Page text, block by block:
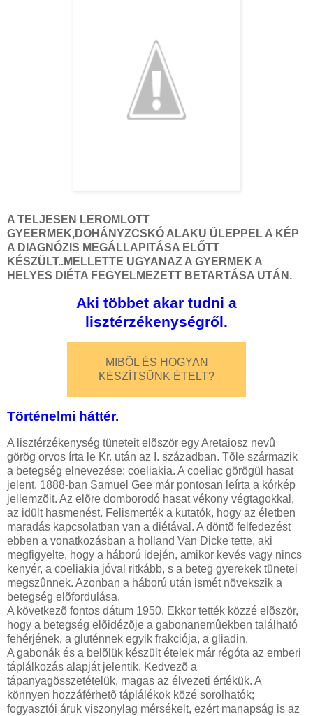
A TELJESEN LEROMLOTT
GYEERMEK,DOHÁNYZCSKÓ ALAKU ÜLEPPEL A KÉP
A DIAGNÓZIS MEGÁLLAPITÁSA ELŐTT
KÉSZÜLT..MELLETTE UGYANAZ A GYERMEK A
HELYES DIÉTA FEGYELMEZETT BETARTÁSA UTÁN.
Aki többet akar tudni a
lisztérzékenységről.
MIBÕL ÉS HOGYAN
KÉSZÍTSÜNK ÉTELT?
Történelmi háttér.
A lisztérzékenység tüneteit elõször egy Aretaiosz nevû
görög orvos írta le Kr. után az I. században. Tõle származik
a betegség elnevezése: coeliakia. A coeliac görögül hasat
jelent. 1888-ban Samuel Gee már pontosan leírta a kórkép
jellemzõit. Az elõre domborodó hasat vékony végtagokkal,
az idült hasmenést. Felismerték a kutatók, hogy az életben
maradás kapcsolatban van a diétával. A döntõ felfedezést
ebben a vonatkozásban a holland Van Dicke tette, aki
megfigyelte, hogy a háború idején, amikor kevés vagy nincs
kenyér, a coeliakia jóval ritkább, s a beteg gyerekek tünetei
megszûnnek. Azonban a háború után ismét növekszik a
betegség elõfordulása.
A következõ fontos dátum 1950. Ekkor tették közzé elõször,
hogy a betegség elõidézõje a gabonanemûekben található
fehérjének, a gluténnek egyik frakciója, a gliadin.
A gabonák és a belõlük készült ételek már régóta az emberi
táplálkozás alapját jelentik. Kedvezõ a
tápanyagösszetételük, magas az élvezeti értékük. A
könnyen hozzáférhetõ táplálékok közé sorolhatók;
fogyasztói áruk viszonylag mérsékelt, ezért manapság is az